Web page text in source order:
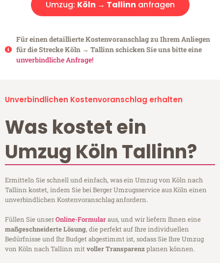
Umzug: Köln → Tallinn anfragen
Für einen detaillierte Kostenvoranschlag zu Ihrem Anliegen
für die Strecke Köln → Tallinn schicken Sie uns bitte eine
unverbindliche Anfrage!
Unverbindlichen Kostenvoranschlag erhalten
Was kostet ein
Umzug Köln Tallinn?
Ermitteln Sie schnell und einfach, was ein Umzug von Köln nach
Tallinn kostet, indem Sie bei Berger Umzugsservice aus Köln einen
unverbindlichen Kostenvoranschlag anfordern.
Füllen Sie unserOnline-Formularaus, und wir liefern Ihnen eine
maßgeschneiderte Lösung, die perfekt auf Ihre individuellen
Bedürfnisse und Ihr Budget abgestimmt ist, sodass Sie Ihre Umzug
von Köln nach Tallinn mitvoller Transparenzplanen können.